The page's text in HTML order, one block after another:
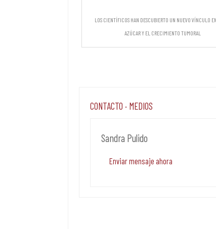
Los científicos han descubierto un nuevo vínculo
azúcar y el crecimiento tumoral
Contacto · Medios
Sandra Pulido
Enviar mensaje ahora